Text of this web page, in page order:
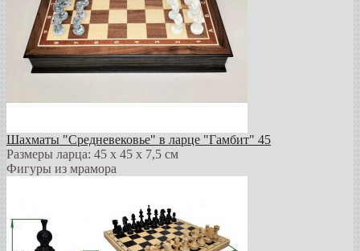
Шахматы "Средневековье" в ларце "Гамбит" 45
Размеры ларца: 45 x 45 х 7,5 см
Фигуры из мрамора